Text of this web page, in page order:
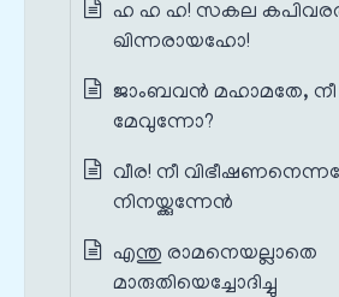
ഹ ഹ ഹ! സകല
ഖിന്നരായഹോ!
ജാംബവൻ മഹാമതേ,
മേവുന്നോ?
വീര! നീ
നിനയ്ക്കുന്നേൻ
എന്തു രാമനെയല്ലാതെ
മാരുതിയെച്ചോദിച്ചു